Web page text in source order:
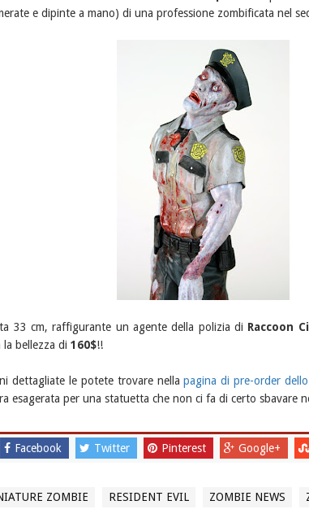
e dipinte a mano) di una professione zombificata nel
33 cm, raffigurante un agente della polizia di Raccoon
bellezza di 160$!!
dettagliate le potete trovare nellapagina di pre-order
esagerata per una statuetta che non ci fa di certo sbavare
Facebook Twitter Pinterest Google+
ZOMBIE RESIDENT EVIL ZOMBIE NEWS